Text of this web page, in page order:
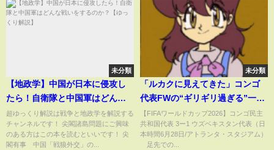
未分類
【地政学】中国が日本に侵攻し
たら！自衛隊と中国軍はどんな
戦いをするのか？【ゆっくり解
説】
超ゆっくり解説は戦争と地政学を解説する
チャンネルです！ 尖閣諸島問題にご興味
のある方はこの本を読むといいです！ 尖
閣有事 中国「戦狼外交」の...
未分類
「ルカクに見えてきた」コンゴ
代表FWの“ギリギリ過ぎる”一撃
が話題「よくつめたな！」「お
見事」際どい飛び出し→“足先シ
ョット”で歴史を変えた瞬間
【FIFAワールドカップ2026】コンゴ民主
共和国代表 3ー1 ウズベキスタン代表（日
本時間6月28日/アトランタ・スタジアム）
足先での...